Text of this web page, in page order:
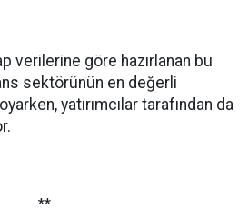
verilerine göre hazırlanan bu
sektörünün en değerli
yatırımcılar tarafından da
**